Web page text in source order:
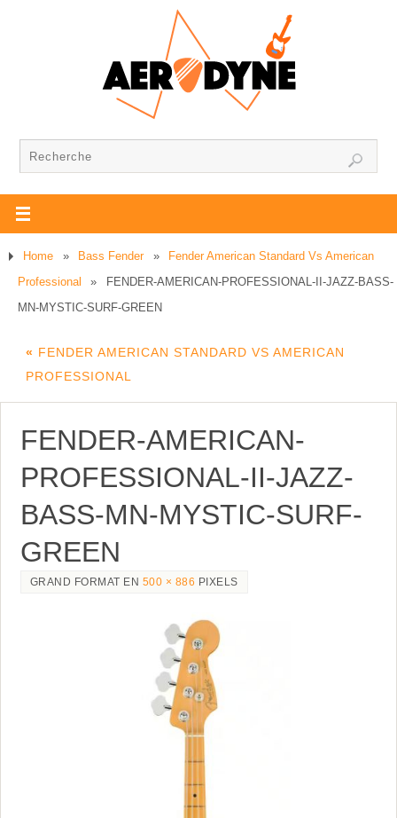
Home » Bass Fender »
Fender American Standard Vs American
Professional
»
FENDER-AMERICAN-PROFESSIONAL-II-JAZZ-BASS-
MN-MYSTIC-SURF-GREEN
« FENDER AMERICAN STANDARD VS AMERICAN
PROFESSIONAL
FENDER-AMERICAN-
PROFESSIONAL-II-JAZZ-
BASS-MN-MYSTIC-SURF-
GREEN
GRAND FORMAT EN 500 × 886 PIXELS